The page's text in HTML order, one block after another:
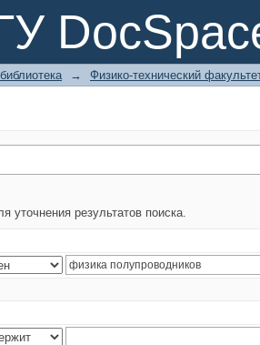
→ Физико-технический
уточнения результатов поиска.